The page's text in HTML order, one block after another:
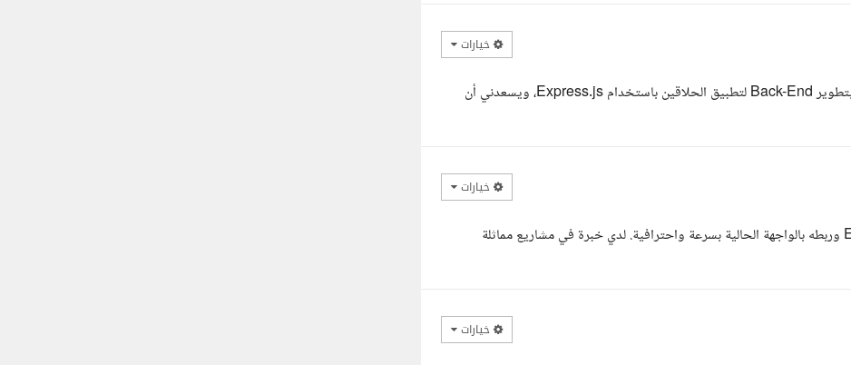
خيارات
السلام عليكم أستاذ ناجي، اطلعت على تفاصيل مشروعك الخاص بتطوير Back-End لتطبيق الحلاقين باستخدام Express.js، ويسعدني أن
خيارات
مرحبا، أستطيع تطوير Backend لموقعك باستخدام Express.js وربطه بالواجهة الحالية بسرعة واحترافية. لدي خبرة في مشاريع مماثلة
خيارات